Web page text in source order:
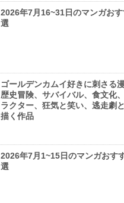
2026年7月16~31日のマンガお
選
ゴールデンカムイ好きに刺さる
歴史冒険、サバイバル、食文化
ラクター、狂気と笑い、逃走劇
描く作品
2026年7月1~15日のマンガおす
選